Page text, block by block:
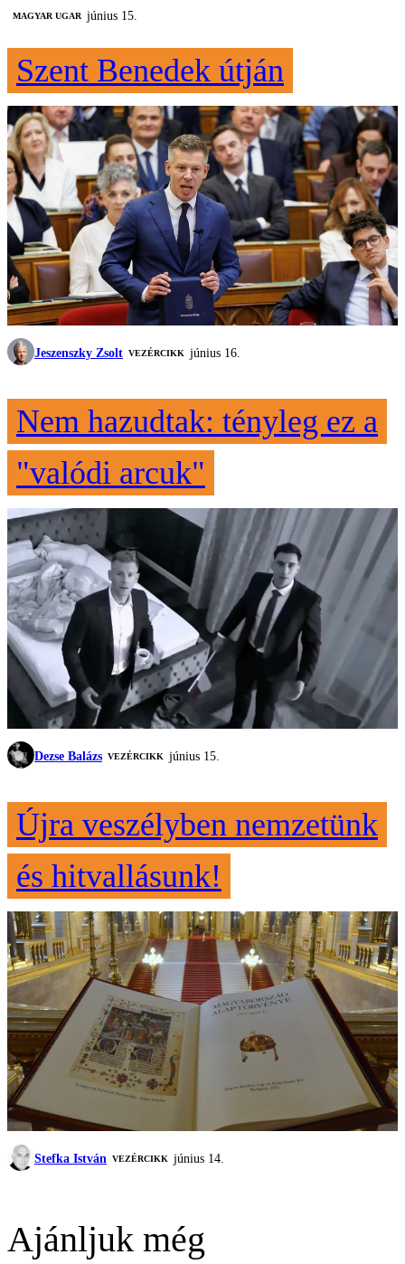
MAGYAR UGAR június 15.
Szent Benedek útján
Jeszenszky Zsolt VEZÉRCIKK június 16.
Nem hazudtak: tényleg ez a
"valódi arcuk"
Dezse Balázs VEZÉRCIKK június 15.
Újra veszélyben nemzetünk
és hitvallásunk!
Stefka István VEZÉRCIKK június 14.
Ajánljuk még